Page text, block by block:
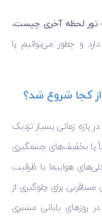
تور لحظه آخری چیست،
و چطور می‌توانیم با
کجا شروع شد؟
بازه زمانی بسیار نزدیک
با تخفیف‌های چشمگیری
هواپیما یا ظرفیت
برای جلوگیری از
روزهای پایانی مشتری